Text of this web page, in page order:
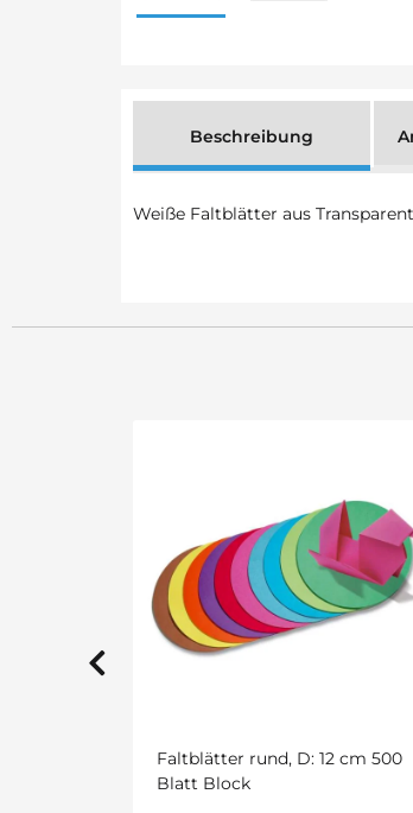
Beschreibung
Weiße Faltblätter aus
Tonkarton, 50 x 70 cm, 220
g/qm, weiß, 10 Bogen